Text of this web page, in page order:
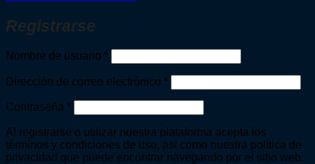
Registrarse
Nombre de usuario *Obligatorio
Dirección de correo electrónico *Obligatorio
Contraseña *Obligatorio
Al registrarse o utilizar nuestra plataforma acepta los
términos y condiciones de uso, así como nuestra política de
privacidad que puede encontrar navegando por el sitio web.